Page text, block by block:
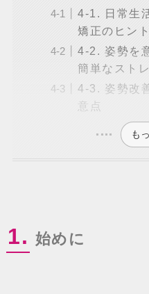
4-1. 日常生
矯正のヒント
4-2. 姿勢を
簡単なスト
4-3. 姿勢改
意点
も
1. 始めに